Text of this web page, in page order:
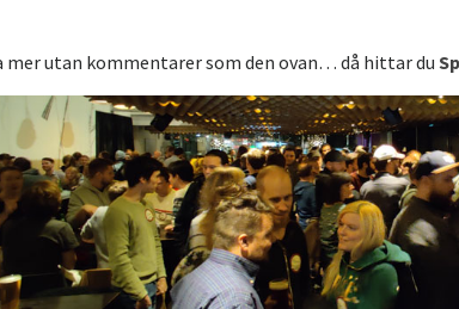
mer utan kommentarer som den ovan… då hittar du